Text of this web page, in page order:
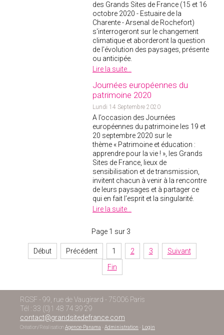
des Grands Sites de France (15 et 16
octobre 2020 - Estuaire de la
Charente - Arsenal de Rochefort)
s'interrogeront sur le changement
climatique et aborderont la question
de l'évolution des paysages, présente
ou anticipée.
Lire la suite...
Journées européennes du
patrimoine 2020
Lundi 14 Septembre 2020
A l’occasion des Journées
européennes du patrimoine les 19 et
20 septembre 2020 sur le
thème « Patrimoine et éducation :
apprendre pour la vie ! », les Grands
Sites de France, lieux de
sensibilisation et de transmission,
invitent chacun à venir à la rencontre
de leurs paysages et à partager ce
qui en fait l’esprit et la singularité.
Lire la suite...
Page 1 sur 3
Début Précédent 1 2 3
Suivant
Fin
RGSF - 99, rue de Vaugirard - 75006 Paris
Tél : 33 (0)1 48 74 39 29
contact@grandsitedefrance.com
Création/RéalisationAgence-Panama - Administration - Login